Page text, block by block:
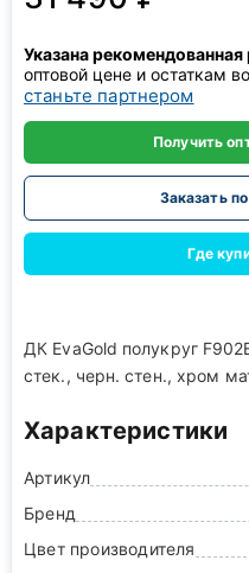
Указана рекомендованная
оптовой цене и остаткам
станьте партнером
Получить
Заказать
Где
ДК EvaGold полукруг
стек., черн. стен., хром
Характеристики
Артикул
Бренд
Цвет производителя